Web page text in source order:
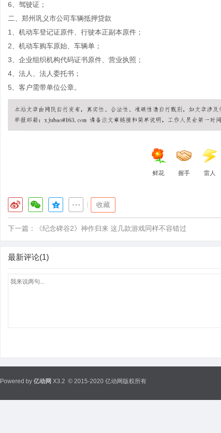
6、驾驶证；
二、郑州巩义市公司车辆抵押贷款
1、机动车登记证原件、行驶本正副本原件；
2、机动车购车原始、车辆单；
3、企业组织机构代码证书原件、营业执照；
4、法人、法人委托书；
5、客户需带单位公章。
鲜花 握手 雷人
收藏
下一篇： 《纪念碑谷2》神作归来 这几款游戏同样不容错过
最新评论(1)
Powered by 亿动网 X3.2 © 2015-2020 亿动网版权所有